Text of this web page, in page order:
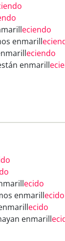
eciendo
enmarill
eciendo
enmarill
ecido
enmarillecido
ecido
enmarill